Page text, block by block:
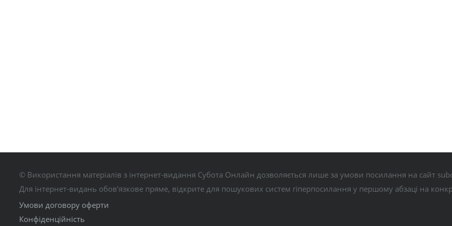
© Використання матеріалів з інтернет-видання Субота Онлайн дозволяється лише за умови посилання на сайт
Для інтернет-видань обов’язкове пряме, відкрите для пошукових систем гіперпосилання у першому абзаці на
Умови договору оферти
Конфіденційність